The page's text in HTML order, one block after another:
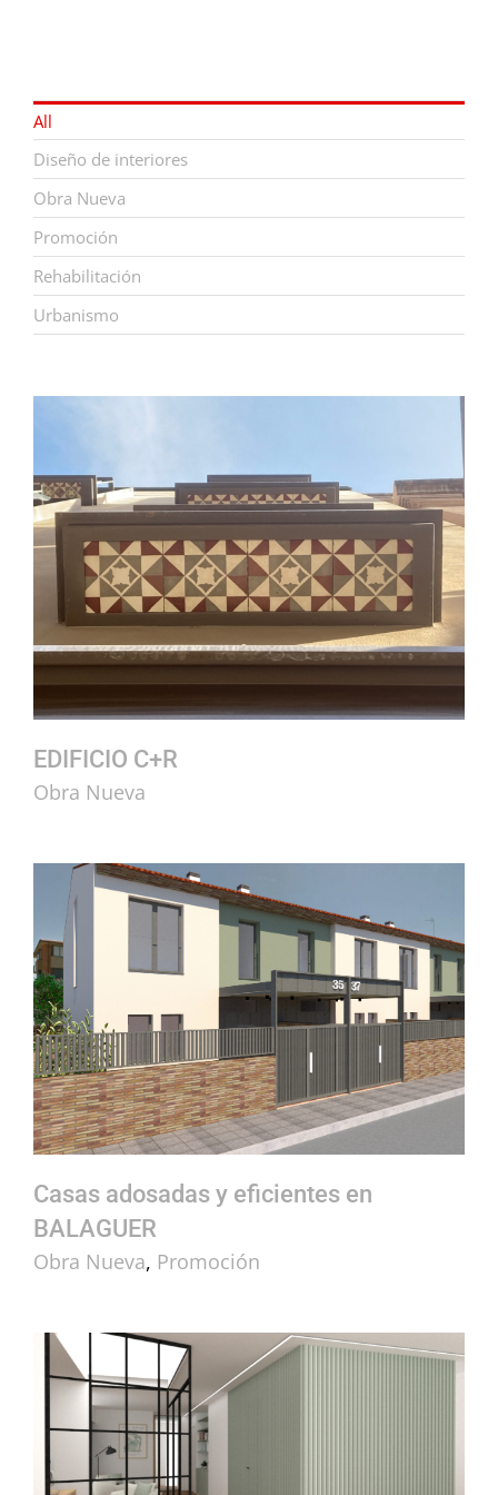
All
Diseño de interiores
Obra Nueva
Promoción
Rehabilitación
Urbanismo
EDIFICIO C+R
Obra Nueva
Casas adosadas y eficientes en
BALAGUER
Obra Nueva, Promoción